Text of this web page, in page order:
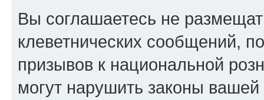
Вы соглашаетесь не
клеветнических сообщений,
призывов к национальной
могут нарушить законы